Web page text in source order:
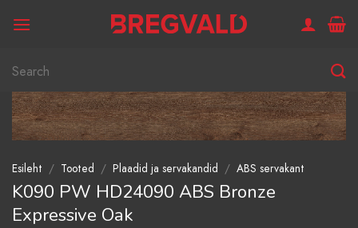
Otsi:
Esileht / Tooted / Plaadid ja servakandid / ABS servakant
K090 PW HD24090 ABS Bronze
Expressive Oak